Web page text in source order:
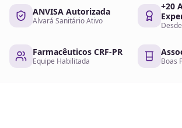
ANVISA Autorizada
Alvará Sanitário Ativo
+20
Farmacêuticos CRF-PR
Equipe Habilitada Boas